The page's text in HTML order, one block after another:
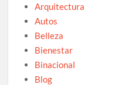
Arquitectura
Autos
Belleza
Bienestar
Binacional
Blog